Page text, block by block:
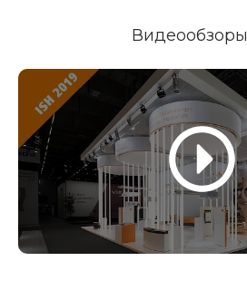
Видеообзоры